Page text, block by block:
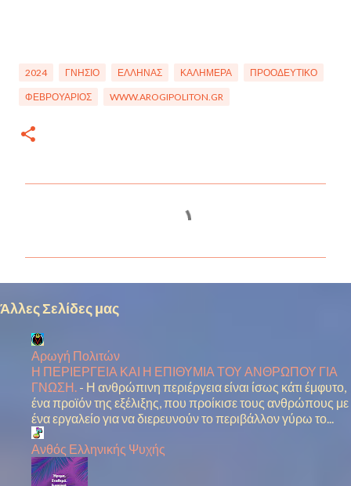
2024 ΓΝΉΣΙΟ ΈΛΛΗΝΑΣ ΚΑΛΗΜΈΡΑ ΠΡΟΟΔΕΥΤΙΚΌ
ΦΕΒΡΟΥΆΡΙΟΣ WWW.AROGIPOLITON.GR
α
Άλλες Σελίδες μας
Αρωγή Πολιτών
Η ΠΕΡΙΕΡΓΕΙΑ ΚΑΙ Η ΕΠΙΘΥΜΙΑ ΤΟΥ ΑΝΘΡΩΠΟΥ ΓΙΑ
ΓΝΩΣΗ. - Η ανθρώπινη περιέργεια είναι ίσως κάτι έμφυτο,
ένα προϊόν της εξέλιξης, που προίκισε τους ανθρώπους με
ένα εργαλείο για να διερευνούν το περιβάλλον γύρω το...
Ανθός Ελληνικής Ψυχής